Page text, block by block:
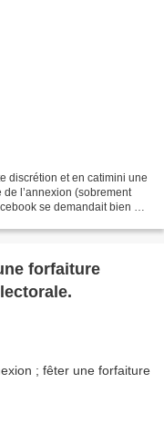
discrétion et en catimini une
l’annexion (sobrement
se demandait bien ce
forfaiture